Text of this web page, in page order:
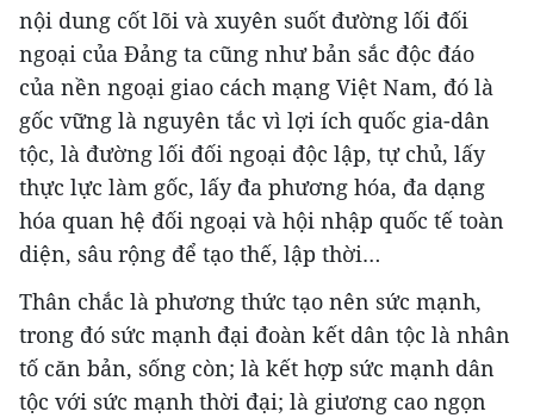
nội dung cốt lõi và xuyên suốt đường lối đối
ngoại của Đảng ta cũng như bản sắc độc đáo
của nền ngoại giao cách mạng Việt Nam, đó là
gốc vững là nguyên tắc vì lợi ích quốc gia-dân
tộc, là đường lối đối ngoại độc lập, tự chủ, lấy
thực lực làm gốc, lấy đa phương hóa, đa dạng
hóa quan hệ đối ngoại và hội nhập quốc tế toàn
diện, sâu rộng để tạo thế, lập thời…
Thân chắc là phương thức tạo nên sức mạnh,
trong đó sức mạnh đại đoàn kết dân tộc là nhân
tố căn bản, sống còn; là kết hợp sức mạnh dân
tộc với sức mạnh thời đại; là giương cao ngọn